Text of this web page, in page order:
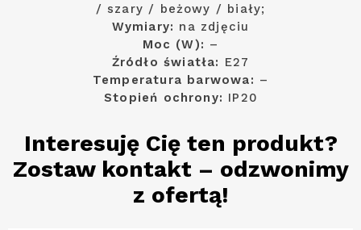
/ szary / beżowy / biały;
Wymiary: na zdjęciu
Moc (W): –
Źródło światła: E27
Temperatura barwowa: –
Stopień ochrony: IP20
Interesuję Cię ten produkt?
Zostaw kontakt – odzwonimy
z ofertą!